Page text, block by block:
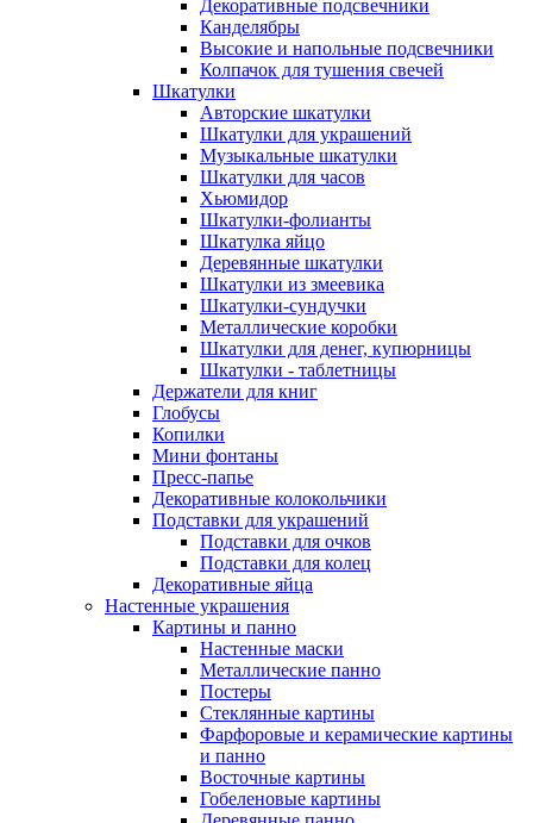
Декоративные подсвечники
Канделябры
Высокие и напольные подсвечники
Колпачок для тушения свечей
Шкатулки
Авторские шкатулки
Шкатулки для украшений
Музыкальные шкатулки
Шкатулки для часов
Хьюмидор
Шкатулки-фолианты
Шкатулка яйцо
Деревянные шкатулки
Шкатулки из змеевика
Шкатулки-сундучки
Металлические коробки
Шкатулки для денег, купюрницы
Шкатулки - таблетницы
Держатели для книг
Глобусы
Копилки
Мини фонтаны
Пресс-папье
Декоративные колокольчики
Подставки для украшений
Подставки для очков
Подставки для колец
Декоративные яйца
Настенные украшения
Картины и панно
Настенные маски
Металлические панно
Постеры
Стеклянные картины
Фарфоровые и керамические картины
и панно
Восточные картины
Гобеленовые картины